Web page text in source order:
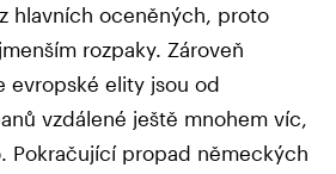
hlavních oceněných, proto
rozpaky. Zároveň
evropské elity jsou od
vzdálené ještě mnohem víc,
Pokračující propad německých